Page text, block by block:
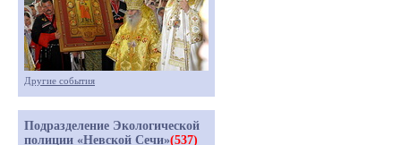
Другие события
Подразделение Экологической
полиции «Невской Сечи»(537)